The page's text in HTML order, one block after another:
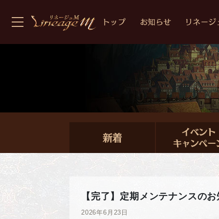
【完了】定期メンテナンスの
2026年6月23日